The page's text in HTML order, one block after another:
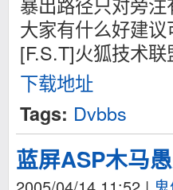
大家有什么好建
[F.S.T]火狐技术
下载地址
Tags: Dvbbs
蓝屏ASP木马